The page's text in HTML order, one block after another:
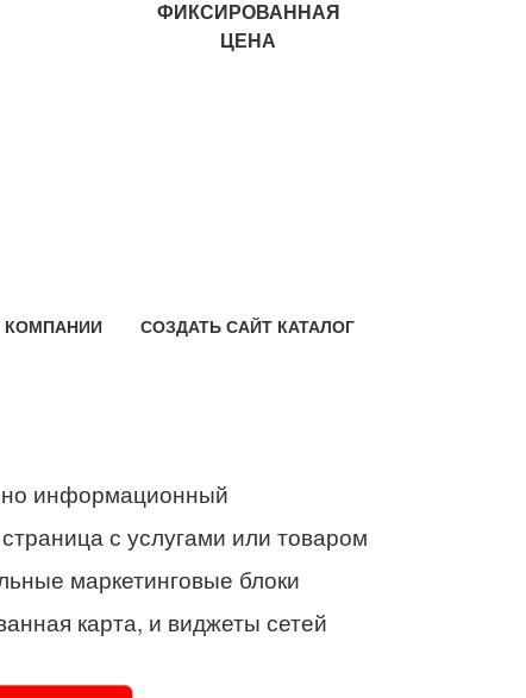
ФИКСИРОВАННАЯ
ЦЕНА
КОМПАНИИ СОЗДАТЬ САЙТ КАТАЛОГ
информационный
с услугами или товаром
маркетинговые блоки
карта, и виджеты сетей